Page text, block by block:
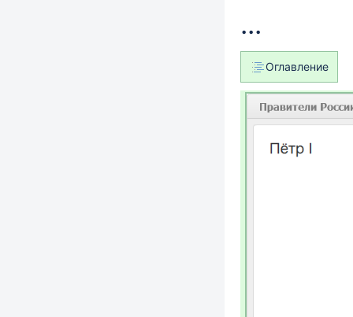
...
Оглавление